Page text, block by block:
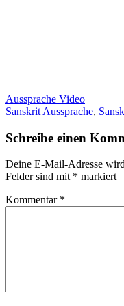
Aussprache Video
Sanskrit Aussprache,
Schreibe einen
Deine E-Mail-Adresse
Felder sind mit * markiert
Kommentar *